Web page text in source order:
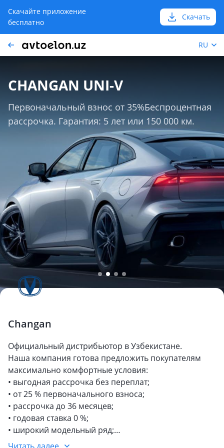
Скачайте приложение
бесплатно
Скачать
RU
CHANGAN UNI-V
Первоначальный взнос от 35%ㅤㅤㅤㅤㅤㅤㅤㅤБеспроцентная
рассрочка. Гарантия: 5 лет или 150 000 км.
Changan
Официальный дистрибьютор в Узбекистане.
Наша компания готова предложить покупателям
максимально комфортные условия:
• выгодная рассрочка без переплат;
• от 25 % первоначального взноса;
• рассрочка до 36 месяцев;
• годовая ставка 0 %;
• широкий модельный ряд;
• тест-драйв и персональная демонстрация прямо у